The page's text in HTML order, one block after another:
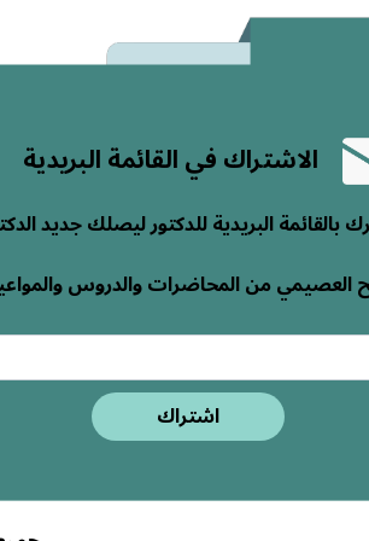
المقالات الفقهية
المسائل العقدية
المسائل العقارية والاقتصادية
الاشتراك في القائمة البريدية
بالقائمة البريدية للدكتور ليصلك جديد
العصيمي من المحاضرات والدروس
اشتراك